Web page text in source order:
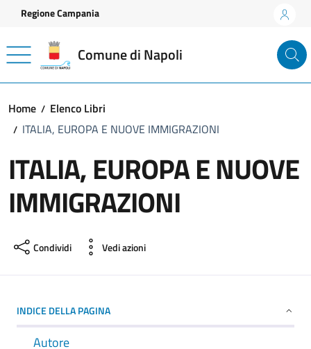
Vai ai contenuti
Vai al footer
Regione Campania
Comune di Napoli
Home
Elenco Libri
ITALIA, EUROPA E NUOVE IMMIGRAZIONI
ITALIA, EUROPA E NUOVE
IMMIGRAZIONI
Condividi Vedi azioni
INDICE DELLA PAGINA
Autore